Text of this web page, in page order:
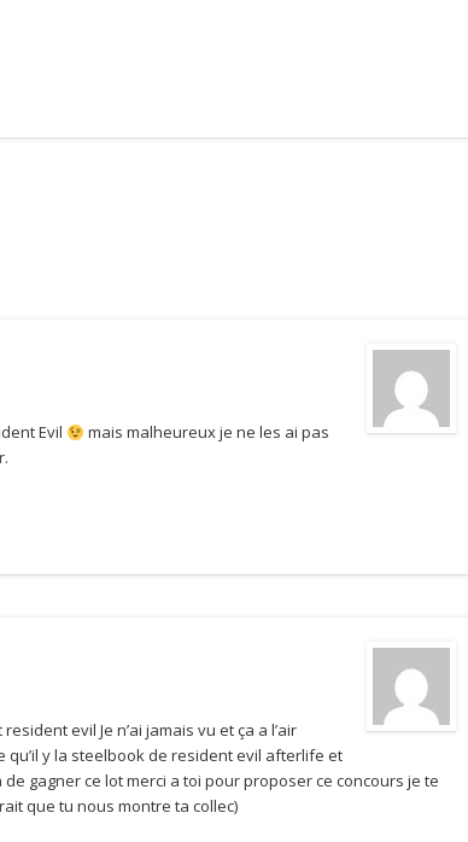
Evil
mais malheureux je ne les ai pas
evil Je n’ai jamais vu et ça a l’air
qu’il y la steelbook de resident evil afterlife et
gagner ce lot merci a toi pour proposer ce concours je te
que tu nous montre ta collec)